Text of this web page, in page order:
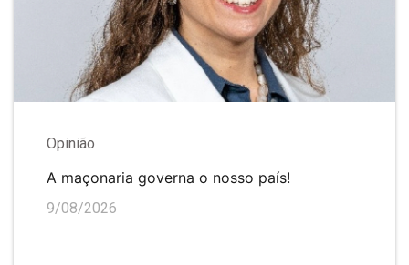
Opinião
A maçonaria governa o nosso país!
9/08/2026